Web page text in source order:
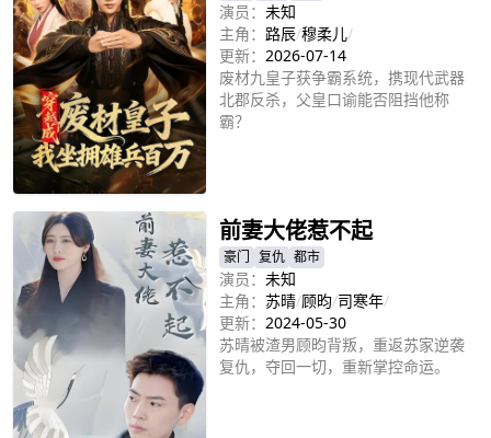
演员： 未知
主角： 路辰/穆柔儿/
更新： 2026-07-14
废材九皇子获争霸系统，携现代武器
北郡反杀，父皇口谕能否阻挡他称
霸？
前妻大佬惹不起
豪门 复仇 都市
演员： 未知
主角： 苏晴/顾昀/司寒年/
更新： 2024-05-30
苏晴被渣男顾昀背叛，重返苏家逆袭
复仇，夺回一切，重新掌控命运。